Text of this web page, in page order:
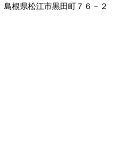
島根県松江市黒田町７６－２